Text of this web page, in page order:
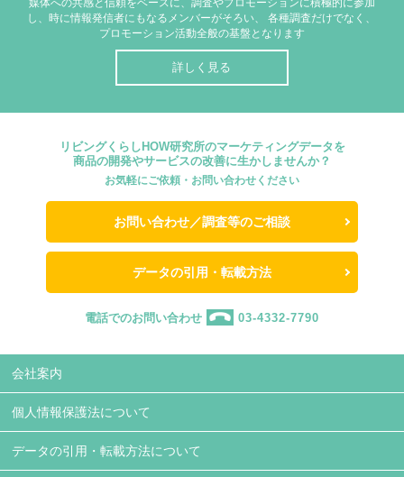
し、時に情報発信者にもなるメンバーがそろい、
各種調査だけでなく、
プロモーション活動全般の基盤となります
詳しく見る
リビングくらしHOW研究所のマーケティングデータを
商品の開発やサービスの改善に生かしませんか？
お気軽にご依頼・お問い合わせください
お問い合わせ／調査等のご相談
データの引用・転載方法
電話でのお問い合わせ 03-4332-7790
会社案内
個人情報保護法について
データの引用・転載方法について